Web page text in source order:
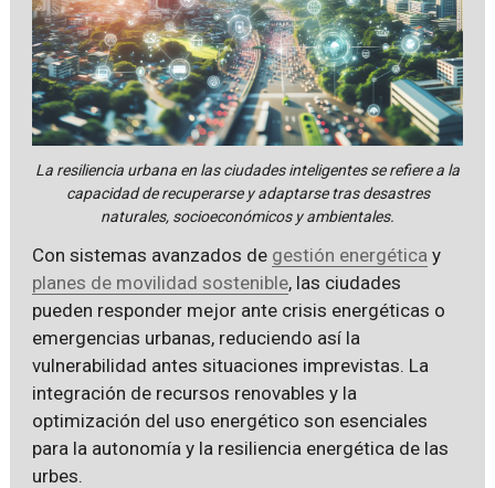
La resiliencia urbana en las ciudades inteligentes se refiere a la
capacidad de recuperarse y adaptarse tras desastres
naturales, socioeconómicos y ambientales.
Con sistemas avanzados de gestión energética y
planes de movilidad sostenible, las ciudades
pueden responder mejor ante crisis energéticas o
emergencias urbanas, reduciendo así la
vulnerabilidad antes situaciones imprevistas. La
integración de recursos renovables y la
optimización del uso energético son esenciales
para la autonomía y la resiliencia energética de las
urbes.